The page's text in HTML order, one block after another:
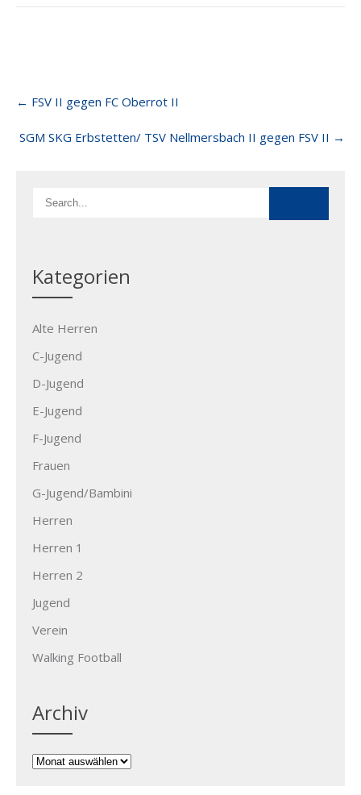
Post
navigation
← FSV II gegen FC Oberrot II
SGM SKG Erbstetten/ TSV Nellmersbach II gegen FSV II →
Kategorien
Alte Herren
C-Jugend
D-Jugend
E-Jugend
F-Jugend
Frauen
G-Jugend/Bambini
Herren
Herren 1
Herren 2
Jugend
Verein
Walking Football
Archiv
Archiv